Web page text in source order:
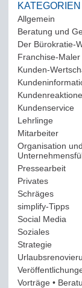
KATEGORIEN
Allgemein
Beratung und
Der Bürokratie-
Franchise-Maler
Kunden-
Kundenservice
Lehrlinge(54)
Mitarbeiter(163)
Organisation und
Pressearbeit(12)
Privates(193)
Schräges(161)
simplify-Tipps
Social Media
Soziales(37)
Strategie(220)
Vorträge •